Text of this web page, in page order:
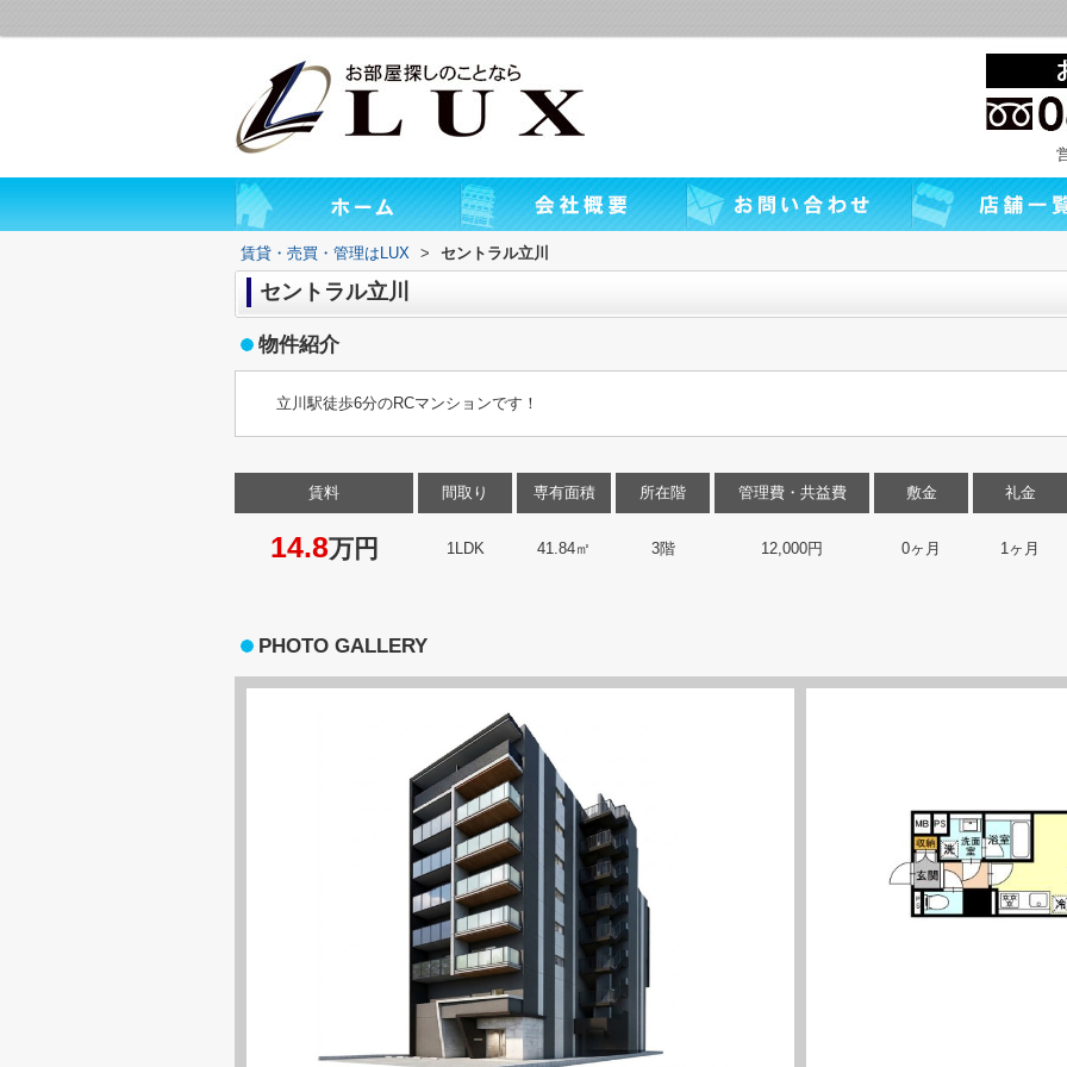
賃貸・売買・管理はLUX > セントラル立川
セントラル立川
物件紹介
立川駅徒歩6分のRCマンションです！
賃料
14.8万円
間取り
1LDK
専有面積
41.84㎡
所在階
3階
管理費・共益費
12,000円
敷金
0ヶ月
礼金
1ヶ月
PHOTO GALLERY